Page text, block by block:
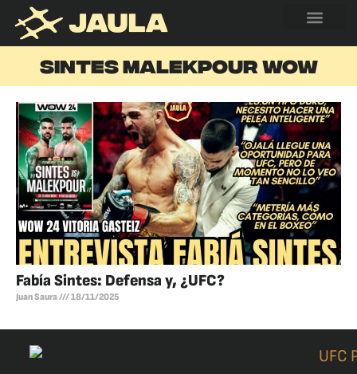
SINTES MALEKPOUR WOW
Fabía Sintes: Defensa y, ¿UFC?
Juan Saura 18/11/2025